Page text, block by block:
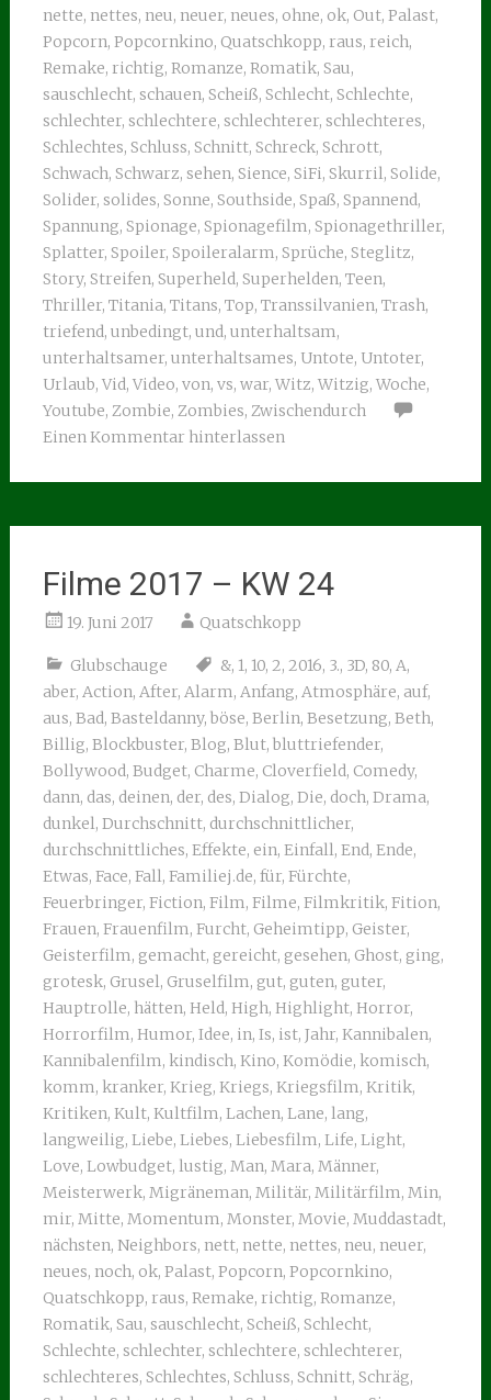
nette, nettes, neu, neuer, neues, ohne, ok, Out, Palast,
Popcorn, Popcornkino, Quatschkopp, raus, reich,
Remake, richtig, Romanze, Romatik, Sau,
sauschlecht, schauen, Scheiß, Schlecht, Schlechte,
schlechter, schlechtere, schlechterer, schlechteres,
Schlechtes, Schluss, Schnitt, Schreck, Schrott,
Schwach, Schwarz, sehen, Sience, SiFi, Skurril, Solide,
Solider, solides, Sonne, Southside, Spaß, Spannend,
Spannung, Spionage, Spionagefilm, Spionagethriller,
Splatter, Spoiler, Spoileralarm, Sprüche, Steglitz,
Story, Streifen, Superheld, Superhelden, Teen,
Thriller, Titania, Titans, Top, Transsilvanien, Trash,
triefend, unbedingt, und, unterhaltsam,
unterhaltsamer, unterhaltsames, Untote, Untoter,
Urlaub, Vid, Video, von, vs, war, Witz, Witzig, Woche,
Youtube, Zombie, Zombies, Zwischendurch
Einen Kommentar hinterlassen
Filme 2017 – KW 24
19. Juni 2017 Quatschkopp
Glubschauge &, 1, 10, 2, 2016, 3., 3D, 80, A,
aber, Action, After, Alarm, Anfang, Atmosphäre, auf,
aus, Bad, Basteldanny, böse, Berlin, Besetzung, Beth,
Billig, Blockbuster, Blog, Blut, bluttriefender,
Bollywood, Budget, Charme, Cloverfield, Comedy,
dann, das, deinen, der, des, Dialog, Die, doch, Drama,
dunkel, Durchschnitt, durchschnittlicher,
durchschnittliches, Effekte, ein, Einfall, End, Ende,
Etwas, Face, Fall, Familiej.de, für, Fürchte,
Feuerbringer, Fiction, Film, Filme, Filmkritik, Fition,
Frauen, Frauenfilm, Furcht, Geheimtipp, Geister,
Geisterfilm, gemacht, gereicht, gesehen, Ghost, ging,
grotesk, Grusel, Gruselfilm, gut, guten, guter,
Hauptrolle, hätten, Held, High, Highlight, Horror,
Horrorfilm, Humor, Idee, in, Is, ist, Jahr, Kannibalen,
Kannibalenfilm, kindisch, Kino, Komödie, komisch,
komm, kranker, Krieg, Kriegs, Kriegsfilm, Kritik,
Kritiken, Kult, Kultfilm, Lachen, Lane, lang,
langweilig, Liebe, Liebes, Liebesfilm, Life, Light,
Love, Lowbudget, lustig, Man, Mara, Männer,
Meisterwerk, Migräneman, Militär, Militärfilm, Min,
mir, Mitte, Momentum, Monster, Movie, Muddastadt,
nächsten, Neighbors, nett, nette, nettes, neu, neuer,
neues, noch, ok, Palast, Popcorn, Popcornkino,
Quatschkopp, raus, Remake, richtig, Romanze,
Romatik, Sau, sauschlecht, Scheiß, Schlecht,
Schlechte, schlechter, schlechtere, schlechterer,
schlechteres, Schlechtes, Schluss, Schnitt, Schräg,